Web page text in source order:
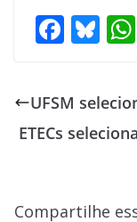
F
b
o
k
Bl
sk
y
UFSM
ETECs
Compartilhe